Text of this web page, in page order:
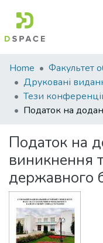
Communities
&
Collections
All of DSpace
Statistics
Home
Податок на
виникнення
державного